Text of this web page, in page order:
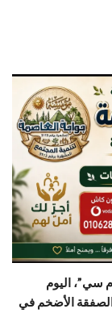
سي”، اليوم
الصفقة الأضخم في